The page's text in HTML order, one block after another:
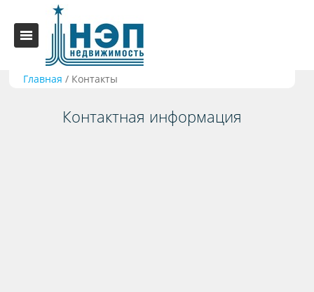
Главная / Контакты
Контактная информация